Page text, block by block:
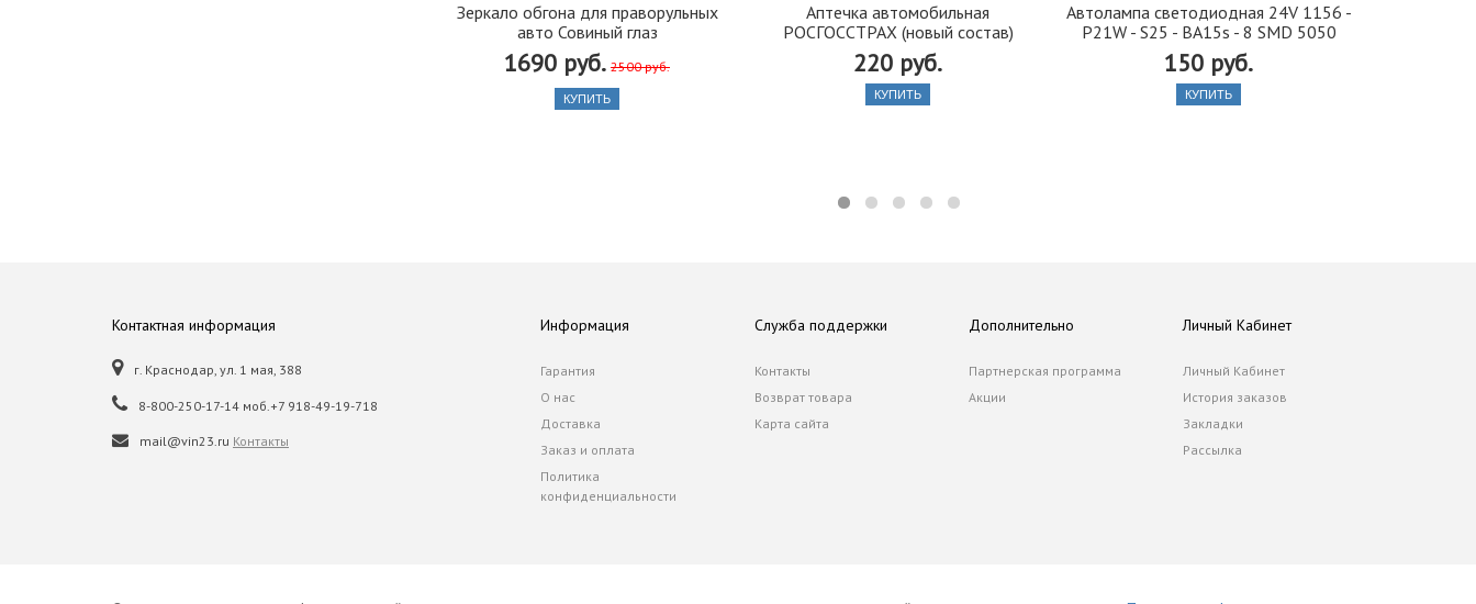
Зеркало обгона для праворульных
авто Совиный глаз
1690 руб. 2500 руб.
КУПИТЬ
Аптечка автомобильная
РОСГОССТРАХ (новый состав)
220 руб.
КУПИТЬ
Автолампа cветодиодная 24V 1156 -
P21W - S25 - BA15s - 8 SMD 5050
150 руб.
КУПИТЬ
Контактная информация
г. Краснодар, ул. 1 мая, 388
8-800-250-17-14 моб.+7 918-49-19-718
mail@vin23.ru Контакты
Информация
Гарантия
О нас
Доставка
Заказ и оплата
Политика
конфиденциальности
Служба поддержки
Контакты
Возврат товара
Карта сайта
Дополнительно
Партнерская программа
Акции
Личный Кабинет
Личный Кабинет
История заказов
Закладки
Рассылка